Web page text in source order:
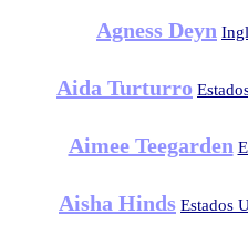
Agness Deyn
Aida Turturro
Aimee Teegarden
Aisha Hinds Estados